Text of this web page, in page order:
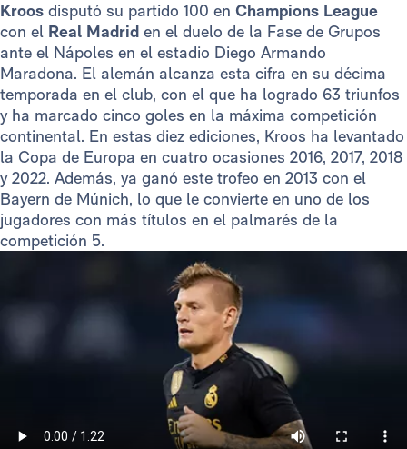
Kroos disputó su partido 100 en Champions League
con el Real Madrid en el duelo de la Fase de Grupos
ante el Nápoles en el estadio Diego Armando
Maradona. El alemán alcanza esta cifra en su décima
temporada en el club, con el que ha logrado 63 triunfos
y ha marcado cinco goles en la máxima competición
continental. En estas diez ediciones, Kroos ha levantado
la Copa de Europa en cuatro ocasiones 2016, 2017, 2018
y 2022. Además, ya ganó este trofeo en 2013 con el
Bayern de Múnich, lo que le convierte en uno de los
jugadores con más títulos en el palmarés de la
competición 5.